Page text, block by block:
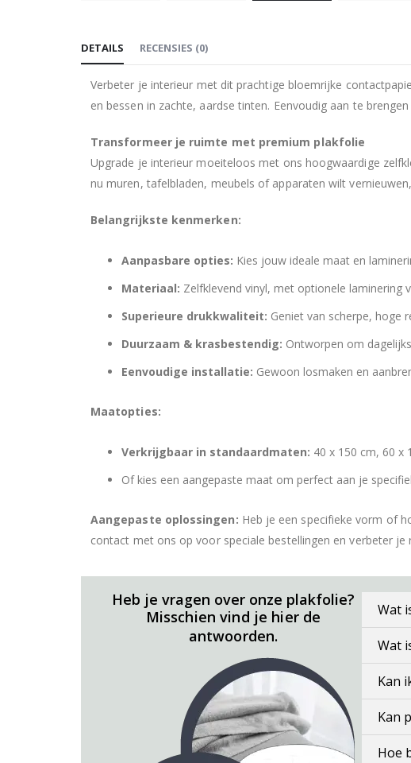
het
van
de
gallerij
DETAILS
Verbeter je interieur met dit prachtige bloemrijke
en bessen in zachte, aardse tinten. Eenvoudig aan te
Transformeer je ruimte met premium plakfolie
Upgrade je interieur moeiteloos met ons hoogwaardige
nu muren, tafelbladen, meubels of apparaten wilt
Belangrijkste kenmerken:
Aanpasbare opties: Kies jouw ideale maat en
Materiaal: Zelfklevend vinyl, met optionele laminering
Superieure drukkwaliteit: Geniet van scherpe, hoge
Duurzaam & krasbestendig: Ontworpen om
Eenvoudige installatie: Gewoon losmaken en
Maatopties:
Verkrijgbaar in standaardmaten: 40 x 150 cm, 60 x
Of kies een aangepaste maat om perfect aan je
Aangepaste oplossingen: Heb je een specifieke vorm of
contact met ons op voor speciale bestellingen en verbeter
RECENSIES (0)
Heb je vragen over onze plakfolie?
Misschien vind je hier de
antwoorden.
Wat
Wat
Kan
Kan
Hoe